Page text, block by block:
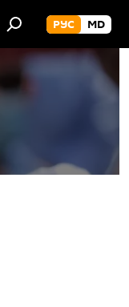
РУС MD